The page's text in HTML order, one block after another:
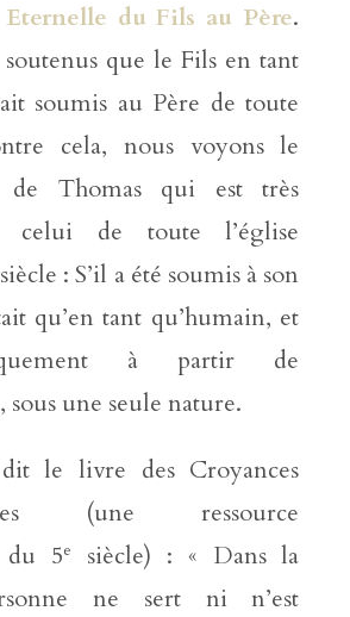
Eternelle du Fils au Père.
que le Fils en tant
soumis au Père de toute
cela, nous voyons le
de Thomas qui est très
celui de toute l’église
siècle : S’il a été soumis à son
qu’en tant qu’humain, et
à partir de
sous une seule nature.
le livre des Croyances
(une ressource
du 5e
siècle) : « Dans la
ne sert ni n’est